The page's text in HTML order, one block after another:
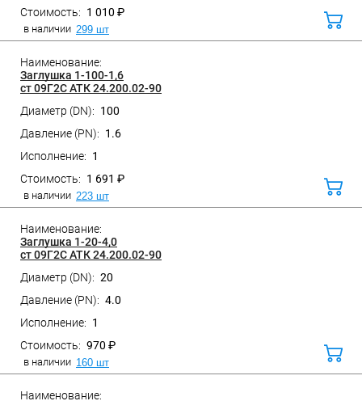
1 010 ₽
в наличии 299 шт
Заглушка 1-100-1,6
ст 09Г2С АТК 24.200.02-90
100
1.6
1
1 691 ₽
в наличии 223 шт
Заглушка 1-20-4,0
ст 09Г2С АТК 24.200.02-90
20
4.0
1
970 ₽
в наличии 160 шт